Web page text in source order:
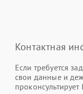
Контактная
Если требуется
свои данные и
проконсультирует